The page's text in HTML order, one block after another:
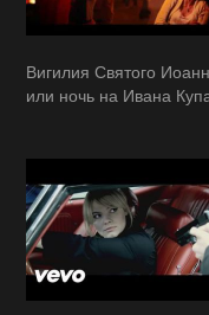
Вигилия Святого
или ночь на Ивана